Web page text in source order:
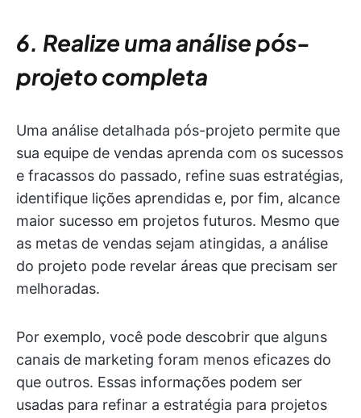
6. Realize uma análise pós-
projeto completa
Uma análise detalhada pós-projeto permite que
sua equipe de vendas aprenda com os sucessos
e fracassos do passado, refine suas estratégias,
identifique lições aprendidas e, por fim, alcance
maior sucesso em projetos futuros. Mesmo que
as metas de vendas sejam atingidas, a análise
do projeto pode revelar áreas que precisam ser
melhoradas.
Por exemplo, você pode descobrir que alguns
canais de marketing foram menos eficazes do
que outros. Essas informações podem ser
usadas para refinar a estratégia para projetos